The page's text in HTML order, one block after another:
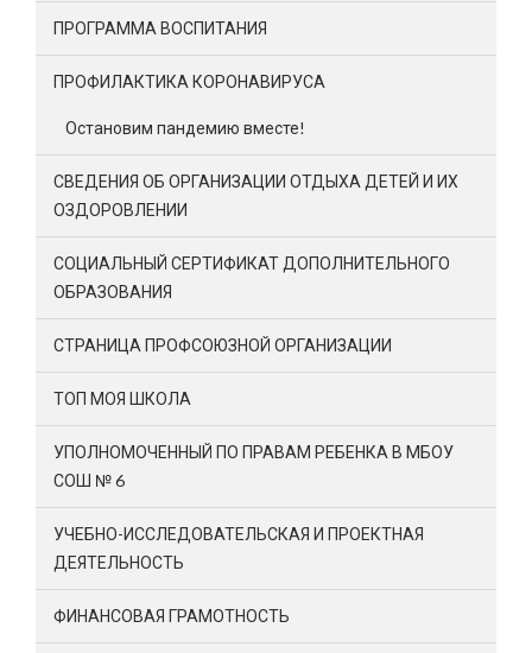
ПРОГРАММА ВОСПИТАНИЯ
ПРОФИЛАКТИКА КОРОНАВИРУСА
Остановим пандемию вместе!
СВЕДЕНИЯ ОБ ОРГАНИЗАЦИИ ОТДЫХА ДЕТЕЙ И ИХ
ОЗДОРОВЛЕНИИ
СОЦИАЛЬНЫЙ СЕРТИФИКАТ ДОПОЛНИТЕЛЬНОГО
ОБРАЗОВАНИЯ
СТРАНИЦА ПРОФСОЮЗНОЙ ОРГАНИЗАЦИИ
ТОП МОЯ ШКОЛА
УПОЛНОМОЧЕННЫЙ ПО ПРАВАМ РЕБЕНКА В МБОУ
СОШ № 6
УЧЕБНО-ИССЛЕДОВАТЕЛЬСКАЯ И ПРОЕКТНАЯ
ДЕЯТЕЛЬНОСТЬ
ФИНАНСОВАЯ ГРАМОТНОСТЬ